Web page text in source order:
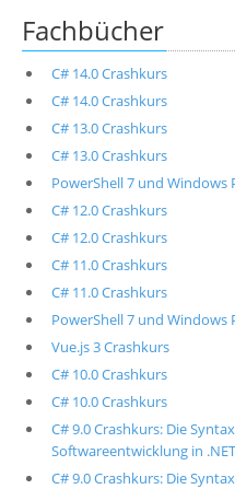
Fachbücher
C# 14.0 Crashkurs
C# 14.0 Crashkurs
C# 13.0 Crashkurs
C# 13.0 Crashkurs
PowerShell 7 und Windows
C# 12.0 Crashkurs
C# 12.0 Crashkurs
C# 11.0 Crashkurs
C# 11.0 Crashkurs
PowerShell 7 und Windows
Vue.js 3 Crashkurs
C# 10.0 Crashkurs
C# 10.0 Crashkurs
C# 9.0 Crashkurs: Die
Softwareentwicklung in
C# 9.0 Crashkurs: Die